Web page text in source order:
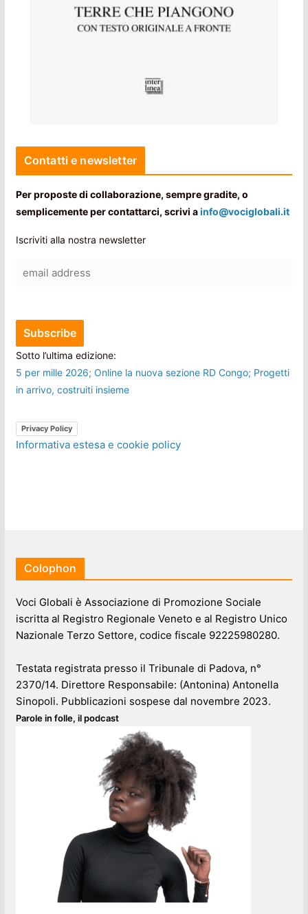
Contatti e newsletter
Per proposte di collaborazione, sempre gradite, o
semplicemente per contattarci, scrivi ainfo@vociglobali.it
Iscriviti alla nostra newsletter
Sotto l’ultima edizione:
5 per mille 2026; Online la nuova sezione RD Congo; Progetti
in arrivo, costruiti insieme
Privacy Policy
Informativa estesa e cookie policy
Colophon
Voci Globali è Associazione di Promozione Sociale
iscritta al Registro Regionale Veneto e al Registro Unico
Nazionale Terzo Settore, codice fiscale 92225980280.
Testata registrata presso il Tribunale di Padova, n°
2370/14. Direttore Responsabile: (Antonina) Antonella
Sinopoli. Pubblicazioni sospese dal novembre 2023.
Parole in folle, il podcast